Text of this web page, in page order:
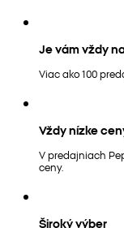
Je vám vždy
Viac ako 100
Vždy nízke
V predajniach
ceny.
Široký výber